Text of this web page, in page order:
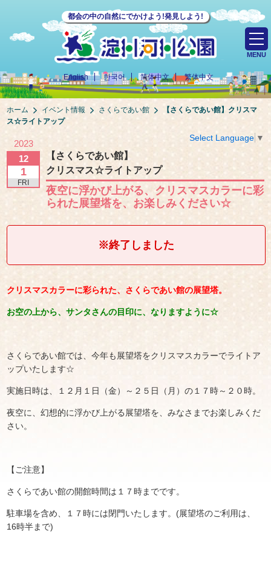
都会の中の自然にでかけよう!発見しよう!
English 한국어 简体中文 繁体中文
MENU
ホーム イベント情報 さくらであい館 【さくらであい館】 クリスマ
ス☆ライトアップ
Select Language ▼
2023
12
1
FRI
【さくらであい館】
クリスマス☆ライトアップ
夜空に浮かび上がる、クリスマスカラーに彩
られた展望塔を、お楽しみください☆
※終了しました
クリスマスカラーに彩られた、さくらであい館の展望塔。
お空の上から、サンタさんの目印に、なりますように☆
さくらであい館では、今年も展望塔をクリスマスカラーでライトア
ップいたします☆
実施日時は、１２月１日（金）～２５日（月）の１７時～２０時。
夜空に、幻想的に浮かび上がる展望塔を、みなさまでお楽しみくだ
さい。
【ご注意】
さくらであい館の開館時間は１７時までです。
駐車場を含め、１７時には閉門いたします。(展望塔のご利用は、
16時半まで)